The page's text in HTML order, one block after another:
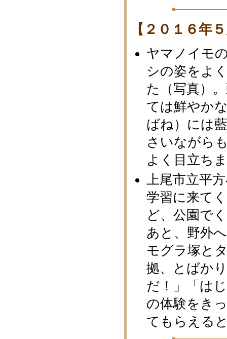
【２０１６年
ヤマノイモ
シの姿をよ
た（写真）
ては鮮やか
ばね）には
さいながら
よく目立ち
上尾市立平
学習に来て
ど、公園で
あと、野外
モグラ塚と
拠、とばか
だ！」「は
の体験をき
てもらえる